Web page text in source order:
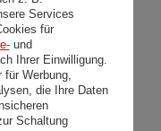
Services
für
und
Ihrer Einwilligung.
für Werbung,
die Ihre Daten
Schaltung
wir sind
zu
der